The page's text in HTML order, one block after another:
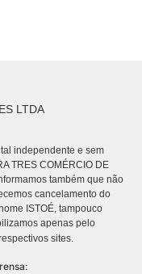
LTDA
independente e sem
TRES COMÉRCIO DE
também que não
cancelamento do
ISTOÉ, tampouco
apenas pelo
sites.